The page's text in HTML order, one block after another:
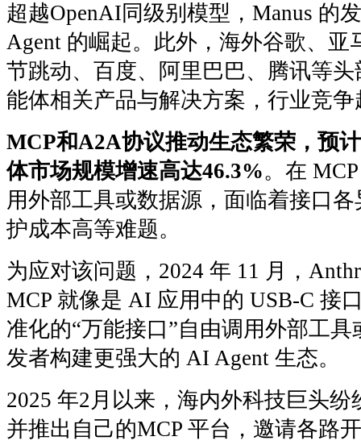
超越OpenAI同级别模型，Manus 的
Agent 的崛起。此外，海外谷歌、亚
节跳动、百度、阿里巴巴、腾讯等
能体相关产品与解决方案，行业竞
MCP和A2A协议推动生态繁荣，预
体市场规模增速高达46.3%。在
用外部工具或数据源，面临着接口
护成本高等难题。
为应对该问题，2024 年 11 月，
MCP 就像是 AI 应用中的 USB-C 接
准化的“万能接口”自由调用外部工
发者构建更强大的 AI Agent 生态。
2025 年2月以来，海内外科技巨头纷
并推出自己的MCP 平台，邀请各路